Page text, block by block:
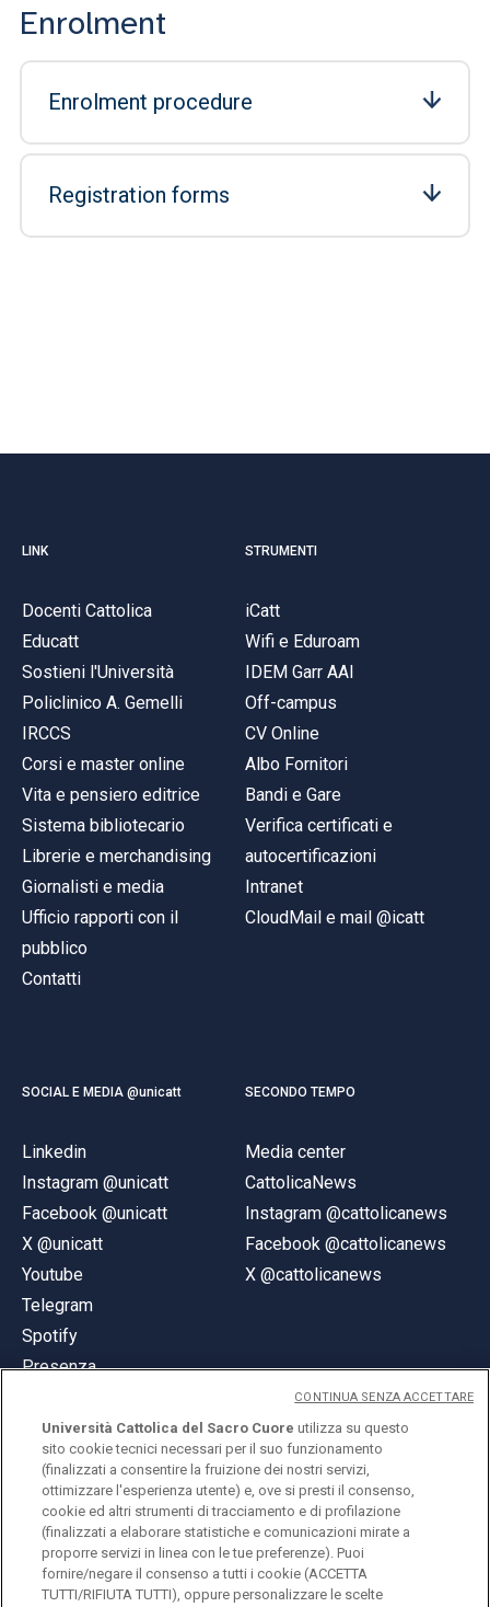
Enrolment
Enrolment procedure
Registration forms
LINK
Docenti Cattolica
Educatt
Sostieni l'Università
Policlinico A. Gemelli
IRCCS
Corsi e master online
Vita e pensiero editrice
Sistema bibliotecario
Librerie e merchandising
Giornalisti e media
Ufficio rapporti con il
pubblico
Contatti
STRUMENTI
iCatt
Wifi e Eduroam
IDEM Garr AAI
Off-campus
CV Online
Albo Fornitori
Bandi e Gare
Verifica certificati e
autocertificazioni
Intranet
CloudMail e mail @icatt
SOCIAL E MEDIA @unicatt
Linkedin
Instagram @unicatt
Facebook @unicatt
X @unicatt
Youtube
Telegram
Spotify
Presenza
SECONDO TEMPO
Media center
CattolicaNews
Instagram @cattolicanews
Facebook @cattolicanews
X @cattolicanews
© Università Cattolica del Sacro Cuore
Largo A. Gemelli 1, 20123 Milano
PI 02133120150
Università Cattolica del Sacro Cuore utilizza su questo
sito cookie tecnici necessari per il suo funzionamento
(finalizzati a consentire la fruizione dei nostri servizi,
ottimizzare l'esperienza utente) e, ove si presti il consenso,
cookie ed altri strumenti di tracciamento e di profilazione
(finalizzati a elaborare statistiche e comunicazioni mirate a
proporre servizi in linea con le tue preferenze). Puoi
fornire/negare il consenso a tutti i cookie (ACCETTA
TUTTI/RIFIUTA TUTTI), oppure personalizzare le scelte
CONTINUA SENZA ACCETTARE